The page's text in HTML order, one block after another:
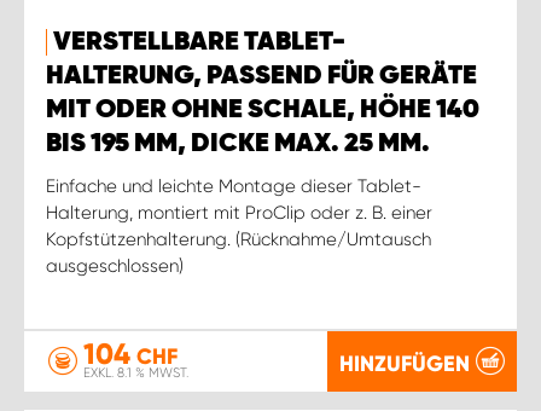
VERSTELLBARE TABLET-
HALTERUNG, PASSEND FÜR GERÄTE
MIT ODER OHNE SCHALE, HÖHE 140
BIS 195 MM, DICKE MAX. 25 MM.
Einfache und leichte Montage dieser Tablet-
Halterung, montiert mit ProClip oder z. B. einer
Kopfstützenhalterung. (Rücknahme/Umtausch
ausgeschlossen)
104 CHF
EXKL. 8.1 % MWST. HINZUFÜGEN